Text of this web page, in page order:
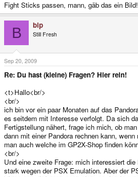
Fight Sticks passen, mann, gäb das ein
B bip
Still Fresh
Sep 20, 2009
Re: Du hast (kleine) Fragen? Hier rein!
<t>Hallo<br/>
<br/>
ich bin vor ein paar Monaten auf das
es seitdem mit Interesse verfolgt. Da sich
Fertigstellung nähert, frage ich mich, ob
dann mit einer Pandora rechnen kann,
man auch welche im GP2X-Shop finden
<br/>
Und eine zweite Frage: mich interessiert
stark wegen der PSX Emulation. Aber der